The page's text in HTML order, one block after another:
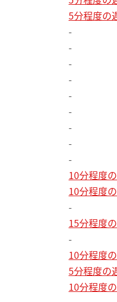
5分程度の
-
-
-
-
-
-
-
-
-
10分程度
10分程度
-
15分程度
-
10分程度
5分程度の
10分程度